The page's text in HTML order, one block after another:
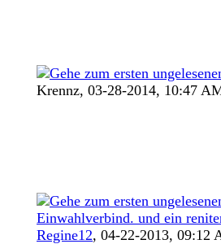
Krennz, 03-28-2014, 10:47
Einwahlverbind. und ein
Regine12, 04-22-2013, 09:12